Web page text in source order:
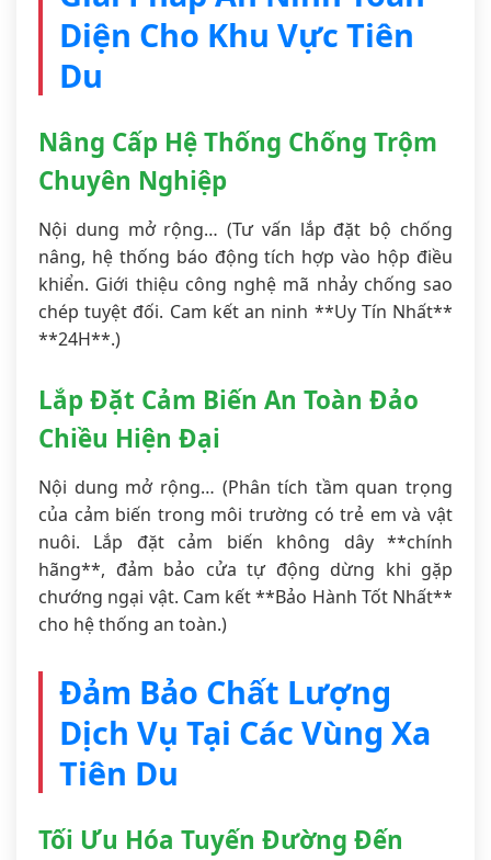
Diện Cho Khu Vực Tiên
Du
Nâng Cấp Hệ Thống Chống Trộm
Chuyên Nghiệp
Nội dung mở rộng… (Tư vấn lắp đặt bộ chống
nâng, hệ thống báo động tích hợp vào hộp điều
khiển. Giới thiệu công nghệ mã nhảy chống sao
chép tuyệt đối. Cam kết an ninh **Uy Tín Nhất**
**24H**.)
Lắp Đặt Cảm Biến An Toàn Đảo
Chiều Hiện Đại
Nội dung mở rộng… (Phân tích tầm quan trọng
của cảm biến trong môi trường có trẻ em và vật
nuôi. Lắp đặt cảm biến không dây **chính
hãng**, đảm bảo cửa tự động dừng khi gặp
chướng ngại vật. Cam kết **Bảo Hành Tốt Nhất**
cho hệ thống an toàn.)
Đảm Bảo Chất Lượng
Dịch Vụ Tại Các Vùng Xa
Tiên Du
Tối Ưu Hóa Tuyến Đường Đến